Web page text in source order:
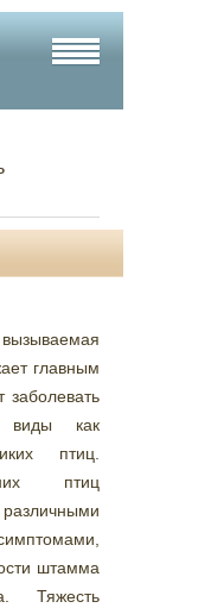
главным
заболевать
виды как
птиц.
птиц
штамма
Тяжесть